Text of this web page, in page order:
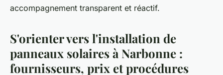
accompagnement transparent et réactif.
S'orienter vers l'installation de
panneaux solaires à Narbonne :
fournisseurs, prix et procédures